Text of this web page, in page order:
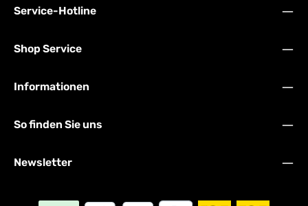
Service-Hotline
Shop Service
Informationen
So finden Sie uns
Newsletter